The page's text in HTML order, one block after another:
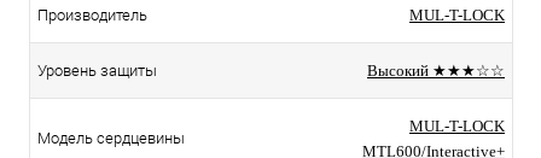
Производитель MUL-T-LOCK
Уровень защиты Высокий ★★★☆☆
Модель сердцевины
MUL-T-LOCK
MTL600/Interactive+